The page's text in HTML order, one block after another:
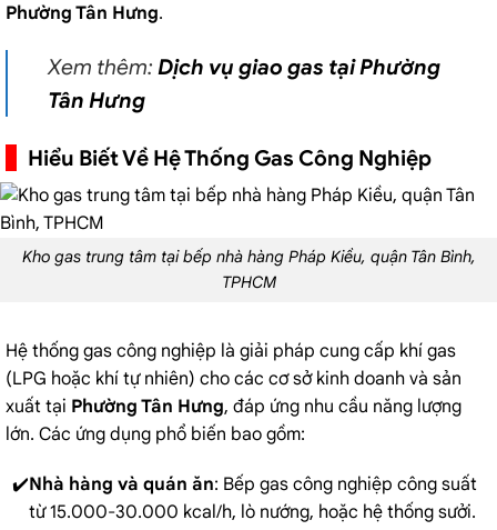
Phường Tân Hưng.
Xem thêm: Dịch vụ giao gas tại Phường
Tân Hưng
Hiểu Biết Về Hệ Thống Gas Công Nghiệp
Kho gas trung tâm tại bếp nhà hàng Pháp Kiều, quận Tân Bình,
TPHCM
Hệ thống gas công nghiệp là giải pháp cung cấp khí gas
(LPG hoặc khí tự nhiên) cho các cơ sở kinh doanh và sản
xuất tại Phường Tân Hưng, đáp ứng nhu cầu năng lượng
lớn. Các ứng dụng phổ biến bao gồm:
Nhà hàng và quán ăn: Bếp gas công nghiệp công suất
từ 15.000-30.000 kcal/h, lò nướng, hoặc hệ thống sưởi.